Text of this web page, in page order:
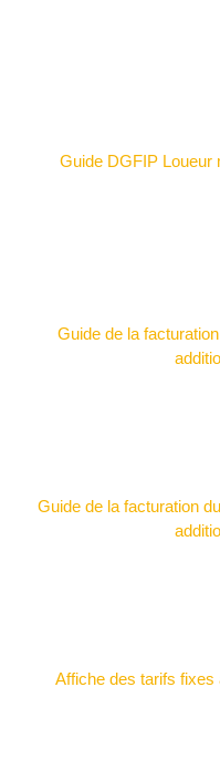
Guide DGFIP Loueur
Guide de la
Guide de la facturation
Affiche des tarifs fixes